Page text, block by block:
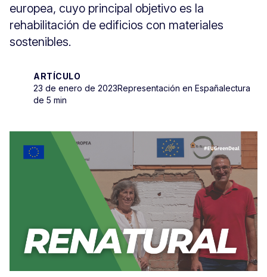
europea, cuyo principal objetivo es la
rehabilitación de edificios con materiales
sostenibles.
ARTÍCULO
23 de enero de 2023Representación en Españalectura
de 5 min